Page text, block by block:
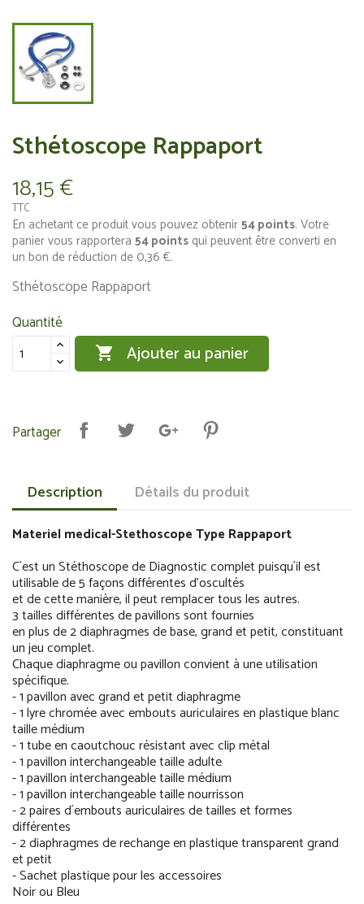
Sthétoscope Rappaport
18,15 €
TTC
En achetant ce produit vous pouvez obtenir54points. Votre
panier vous rapportera 54points qui peuvent être converti en
un bon de réduction de 0,36 €.
Sthétoscope Rappaport
Quantité
 Ajouter au panier
Partager
Description Détails du produit
Materiel medical-Stethoscope Type Rappaport
C´est un Stéthoscope de Diagnostic complet puisqu´il est
utilisable de 5 façons différentes d'oscultés
et de cette manière, il peut remplacer tous les autres.
3 tailles différentes de pavillons sont fournies
en plus de 2 diaphragmes de base, grand et petit, constituant
un jeu complet.
Chaque diaphragme ou pavillon convient à une utilisation
spécifique.
- 1 pavillon avec grand et petit diaphragme
- 1 lyre chromée avec embouts auriculaires en plastique blanc
taille médium
- 1 tube en caoutchouc résistant avec clip métal
- 1 pavillon interchangeable taille adulte
- 1 pavillon interchangeable taille médium
- 1 pavillon interchangeable taille nourrisson
- 2 paires d´embouts auriculaires de tailles et formes
différentes
- 2 diaphragmes de rechange en plastique transparent grand
et petit
- Sachet plastique pour les accessoires
Noir ou Bleu